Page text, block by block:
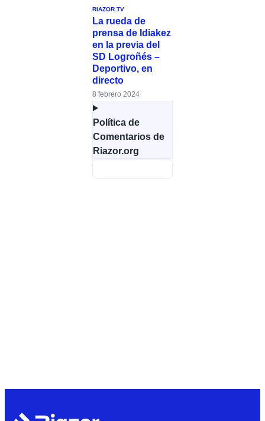
RIAZOR.TV
La rueda de
prensa de Idiakez
en la previa del
SD Logroñés –
Deportivo, en
directo
8 febrero 2024
Política de
Comentarios de
Riazor.org